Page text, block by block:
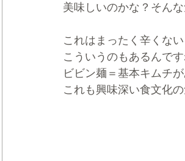
美味しいのかな？そんな
これはまったく辛くな
こういうのもあるんです
ビビン麺＝基本キムチ
これも興味深い食文化の